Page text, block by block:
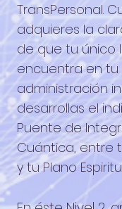
TransPersonal.
adquieres la
de que tu único
encuentra en
administración
desarrollas el
Puente de
Cuántica, entre
y tu Plano